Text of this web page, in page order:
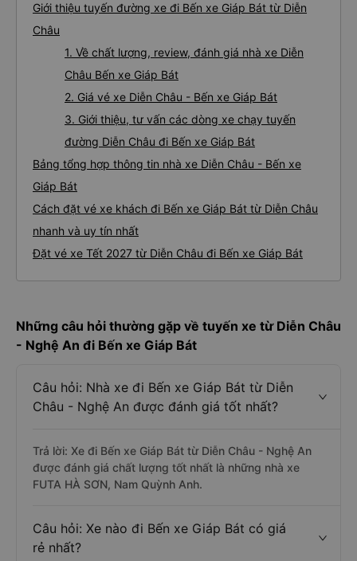
Giới thiệu tuyến đường xe đi Bến xe Giáp Bát từ Diễn
Châu
1. Về chất lượng, review, đánh giá nhà xe Diễn
Châu Bến xe Giáp Bát
2. Giá vé xe Diễn Châu - Bến xe Giáp Bát
3. Giới thiệu, tư vấn các dòng xe chạy tuyến
đường Diễn Châu đi Bến xe Giáp Bát
Bảng tổng hợp thông tin nhà xe Diễn Châu - Bến xe
Giáp Bát
Cách đặt vé xe khách đi Bến xe Giáp Bát từ Diễn Châu
nhanh và uy tín nhất
Đặt vé xe Tết 2027 từ Diễn Châu đi Bến xe Giáp Bát
Những câu hỏi thường gặp về tuyến xe từ Diễn Châu
- Nghệ An đi Bến xe Giáp Bát
Câu hỏi: Nhà xe đi Bến xe Giáp Bát từ Diễn
Châu - Nghệ An được đánh giá tốt nhất?
Trả lời: Xe đi Bến xe Giáp Bát từ Diễn Châu - Nghệ An
được đánh giá chất lượng tốt nhất là những nhà xe
FUTA HÀ SƠN, Nam Quỳnh Anh.
Câu hỏi: Xe nào đi Bến xe Giáp Bát có giá
rẻ nhất?